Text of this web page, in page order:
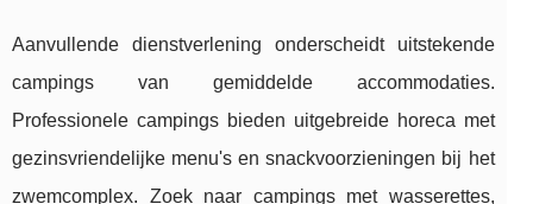
Aanvullende dienstverlening onderscheidt uitstekende
campings van gemiddelde accommodaties.
Professionele campings bieden uitgebreide horeca met
gezinsvriendelijke menu's en snackvoorzieningen bij het
zwemcomplex. Zoek naar campings met wasserettes,